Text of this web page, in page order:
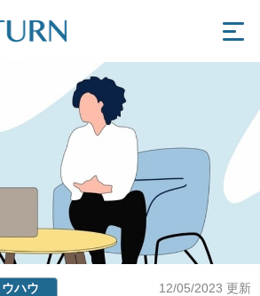
ハウ 12/05/2023 更新